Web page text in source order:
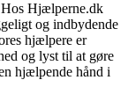
Hjælperne.dk
og indbydende
hjælpere er
og lyst til at gøre
hjælpende hånd i